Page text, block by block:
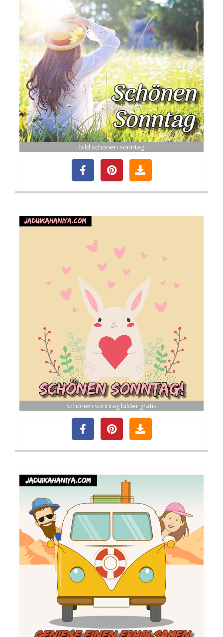
bild schönen sonntag
schönen sonntag bilder gratis